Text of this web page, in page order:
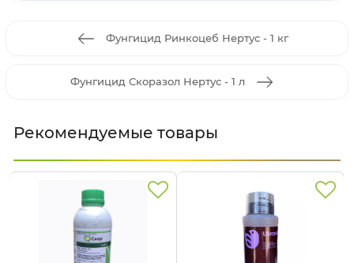
Фунгицид Ринкоцеб Нертус - 1 кг
Фунгицид Скоразол Нертус - 1 л
Рекомендуемые товары